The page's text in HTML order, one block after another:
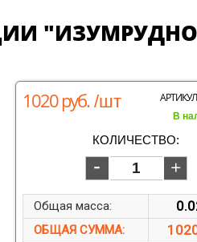
1020 руб./шт
В
КОЛИЧЕСТВО:
Общая масса:
ОБЩАЯ СУММА: